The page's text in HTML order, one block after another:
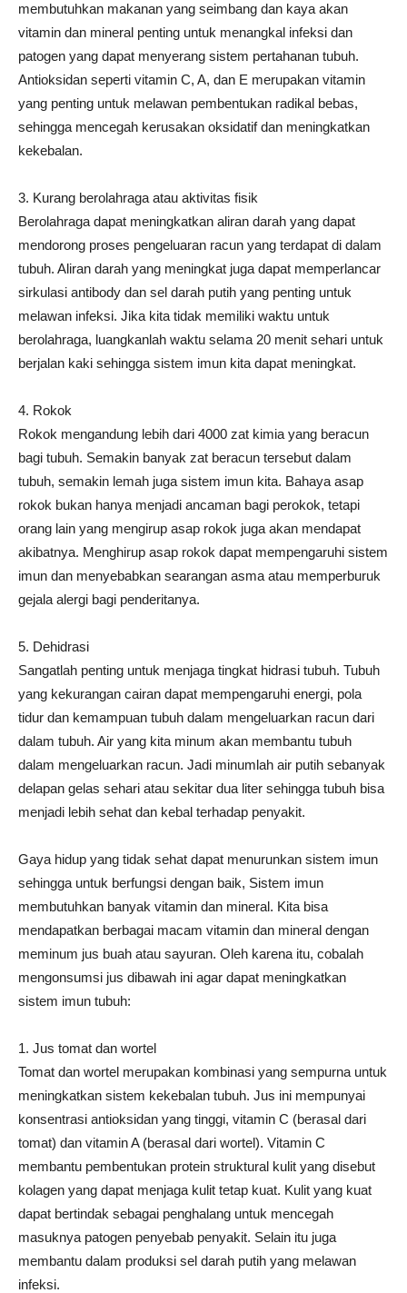
membutuhkan makanan yang seimbang dan kaya akan
vitamin dan mineral penting untuk menangkal infeksi dan
patogen yang dapat menyerang sistem pertahanan tubuh.
Antioksidan seperti vitamin C, A, dan E merupakan vitamin
yang penting untuk melawan pembentukan radikal bebas,
sehingga mencegah kerusakan oksidatif dan meningkatkan
kekebalan.
3. Kurang berolahraga atau aktivitas fisik
Berolahraga dapat meningkatkan aliran darah yang dapat
mendorong proses pengeluaran racun yang terdapat di dalam
tubuh. Aliran darah yang meningkat juga dapat memperlancar
sirkulasi antibody dan sel darah putih yang penting untuk
melawan infeksi. Jika kita tidak memiliki waktu untuk
berolahraga, luangkanlah waktu selama 20 menit sehari untuk
berjalan kaki sehingga sistem imun kita dapat meningkat.
4. Rokok
Rokok mengandung lebih dari 4000 zat kimia yang beracun
bagi tubuh. Semakin banyak zat beracun tersebut dalam
tubuh, semakin lemah juga sistem imun kita. Bahaya asap
rokok bukan hanya menjadi ancaman bagi perokok, tetapi
orang lain yang mengirup asap rokok juga akan mendapat
akibatnya. Menghirup asap rokok dapat mempengaruhi sistem
imun dan menyebabkan searangan asma atau memperburuk
gejala alergi bagi penderitanya.
5. Dehidrasi
Sangatlah penting untuk menjaga tingkat hidrasi tubuh. Tubuh
yang kekurangan cairan dapat mempengaruhi energi, pola
tidur dan kemampuan tubuh dalam mengeluarkan racun dari
dalam tubuh. Air yang kita minum akan membantu tubuh
dalam mengeluarkan racun. Jadi minumlah air putih sebanyak
delapan gelas sehari atau sekitar dua liter sehingga tubuh bisa
menjadi lebih sehat dan kebal terhadap penyakit.
Gaya hidup yang tidak sehat dapat menurunkan sistem imun
sehingga untuk berfungsi dengan baik, Sistem imun
membutuhkan banyak vitamin dan mineral. Kita bisa
mendapatkan berbagai macam vitamin dan mineral dengan
meminum jus buah atau sayuran. Oleh karena itu, cobalah
mengonsumsi jus dibawah ini agar dapat meningkatkan
sistem imun tubuh:
1. Jus tomat dan wortel
Tomat dan wortel merupakan kombinasi yang sempurna untuk
meningkatkan sistem kekebalan tubuh. Jus ini mempunyai
konsentrasi antioksidan yang tinggi, vitamin C (berasal dari
tomat) dan vitamin A (berasal dari wortel). Vitamin C
membantu pembentukan protein struktural kulit yang disebut
kolagen yang dapat menjaga kulit tetap kuat. Kulit yang kuat
dapat bertindak sebagai penghalang untuk mencegah
masuknya patogen penyebab penyakit. Selain itu juga
membantu dalam produksi sel darah putih yang melawan
infeksi.